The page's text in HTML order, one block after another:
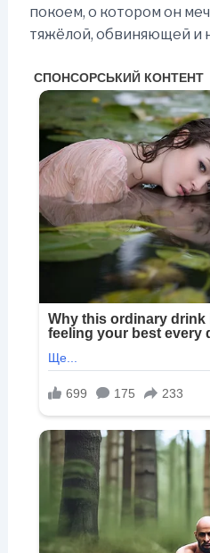
покоем, о котором он
тяжёлой, обвиняющей и